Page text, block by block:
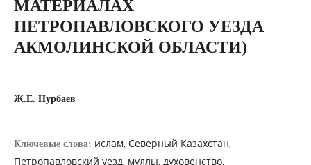
МАТЕРИАЛАХ
ПЕТРОПАВЛОВСКОГО УЕЗДА
АКМОЛИНСКОЙ ОБЛАСТИ)
Ж.Е. Нурбаев
Ключевые слова: ислам, Северный Казахстан,
Петропавловский уезд, муллы, духовенство,